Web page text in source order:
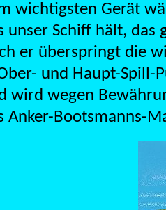
wichtigsten Gerät
unser Schiff hält,
er überspringt die
und Haupt-Spill-
wird wegen
Anker-Bootsmanns-